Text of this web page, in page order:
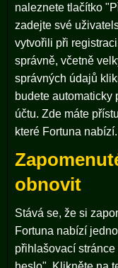
naleznete tlačítko
zadejte své
vytvořili při
správně, včetně
správných údajů
budete automaticky
účtu. Zde máte
které Fortuna nabízí.
obnovit
Stává se, že si
Fortuna nabízí
přihlašovací